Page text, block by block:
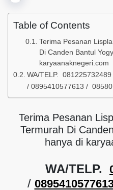
Table of Contents
Terima Pesanan
Di Canden Bantul
karyaanaknegeri.com
WA/TELP. 081225732489
/ 0895410577613 /
Terima Pesanan
Termurah Di
hanya di
WA/TELP.
/